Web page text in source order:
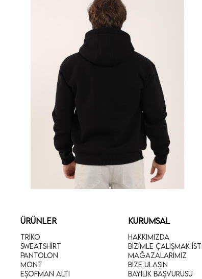
ÜRÜNLER
Triko
Sweatshirt
Pantolon
Mont
Eşofman Altı
KURUMSAL
Hakkımızda
Bizimle Çalışmak
Mağazalarımız
Bize Ulaşın
Bayilik Başvurusu